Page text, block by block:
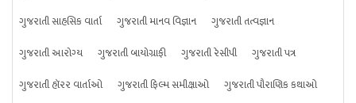
ગુજરાતી સાહસિક વાર્તા
ગુજરાતી માનવ વિજ્ઞાન
ગુજરાતી તત્વજ્ઞાન
ગુજરાતી આરોગ્ય
ગુજરાતી બાયોગ્રાફી ગુજરાતી રેસીપી
ગુજરાતી પત્ર
ગુજરાતી હૉરર વાર્તાઓ
ગુજરાતી ફિલ્મ સમીક્ષાઓ ગુજરાતી પૌરાણિક કથાઓ